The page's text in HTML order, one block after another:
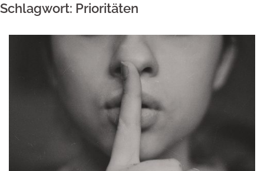
Schlagwort: Prioritäten